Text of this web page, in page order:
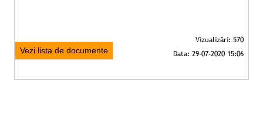
Vezi lista de documente